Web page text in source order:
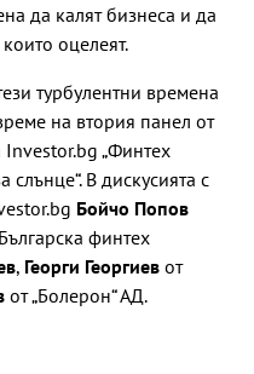
да калят бизнеса и да
оцелеят.
турбулентни времена
на втория панел от
Investor.bg „Финтех
слънце“. В дискусията с
Бойчо Попов
финтех
, Георги Георгиев от
от „Болерон“ АД.